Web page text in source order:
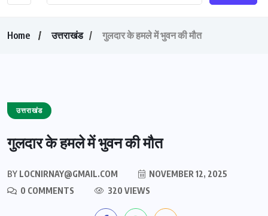
Home उत्तराखंड गुलदार के हमले में भुवन की मौत
उत्तराखंड
गुलदार के हमले में भुवन की मौत
BY LOCNIRNAY@GMAIL.COM
NOVEMBER 12, 2025
0 COMMENTS
320 VIEWS